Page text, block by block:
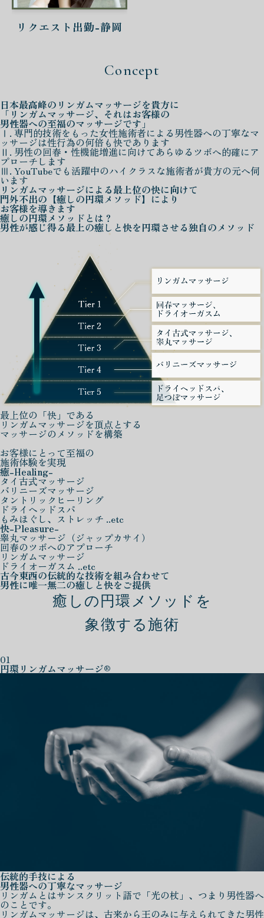
リクエスト出勤-静岡
Concept
日本最高峰の リンガムマッサージを貴方に
「リンガムマッサージ、それはお客様の
男性器への至福のマッサージです」
Ⅰ. 専門的技術をもった女性施術者による男性器への丁寧なマ
ッサージは性行為の何倍も快であります
Ⅱ. 男性の回春・性機能増進に向けてあらゆるツボへ的確にア
プローチします
Ⅲ. YouTubeでも活躍中のハイクラスな施術者が貴方の元へ伺
います
リンガムマッサージによる最上位の快に向けて
門外不出の 【癒しの円環メソッド】 により
お客様を導きます
癒しの円環メソッド とは？
男性が感じ得る最上の癒しと快を円環させる独自のメソッド
最上位の「快」である
リンガムマッサージを頂点とする
マッサージのメソッドを構築
お客様にとって至福の
施術体験を実現
癒-Healing-
タイ古式マッサージ
バリニーズマッサージ
タントリックヒーリング
ドライヘッドスパ
もみほぐし、ストレッチ ..etc
快-Pleasure-
睾丸マッサージ（ジャップカサイ）
回春のツボへのアプローチ
リンガムマッサージ
ドライオーガスム ..etc
古今東西の伝統的な技術を組み合わせて
男性に唯一無二の癒しと快をご提供
癒しの円環メソッドを
象徴する施術
01
円環リンガムマッサージ®
伝統的手技による
男性器への丁寧なマッサージ
リンガムとはサンスクリット語で「光の杖」、つまり男性器へ
のことです。
リンガムマッサージは、古来から王のみに与えられてきた男性